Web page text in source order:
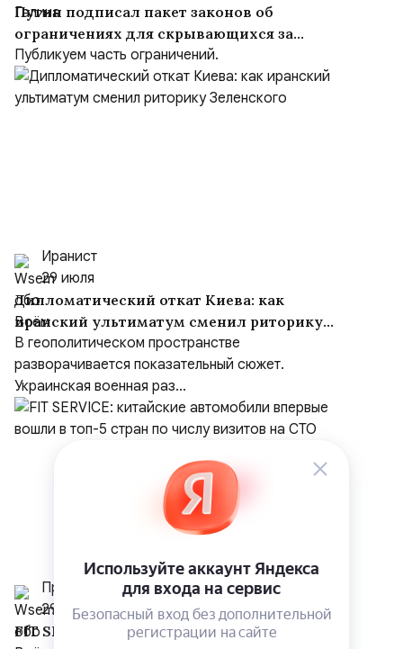
Путин подписал пакет законов об
ограничениях для скрывающихся за
рубежом преступников и иноагентов
Публикуем часть ограничений.
Иранист
29 июля
Дипломатический откат Киева: как
иранский ультиматум сменил риторику
Зеленского
В геополитическом пространстве
разворачивается показательный сюжет.
Украинская военная раз...
Пресс служба FIT SERVICE
29 июля
FIT SERVICE: китайские автомобили